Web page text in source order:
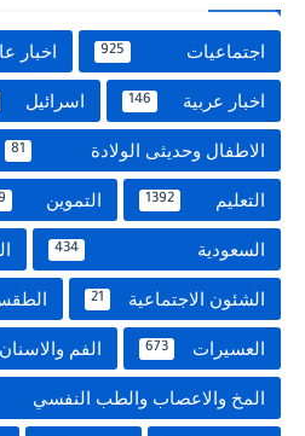
اجتماعيات 925 اخبار
اخبار عربية 146 اسرائيل
الاطفال وحديثى الولادة 81
التعليم 1392 التموين
السعودية 434
الشئون الاجتماعية 21
العسيرات 673 الفم والاسنان
المخ والاعصاب والطب النفسي